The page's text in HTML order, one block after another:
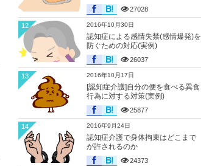
27028
2016年10月30日
認知症による感情失禁(感情爆発)を
防ぐための対応(実例)
26037
12
2016年10月17日
[認知症介護]自分の便を食べる異食
行為に対する対策(実例)
25877
13
2016年9月24日
認知症介護で身体拘束はどこまで
が許されるのか
24373
14